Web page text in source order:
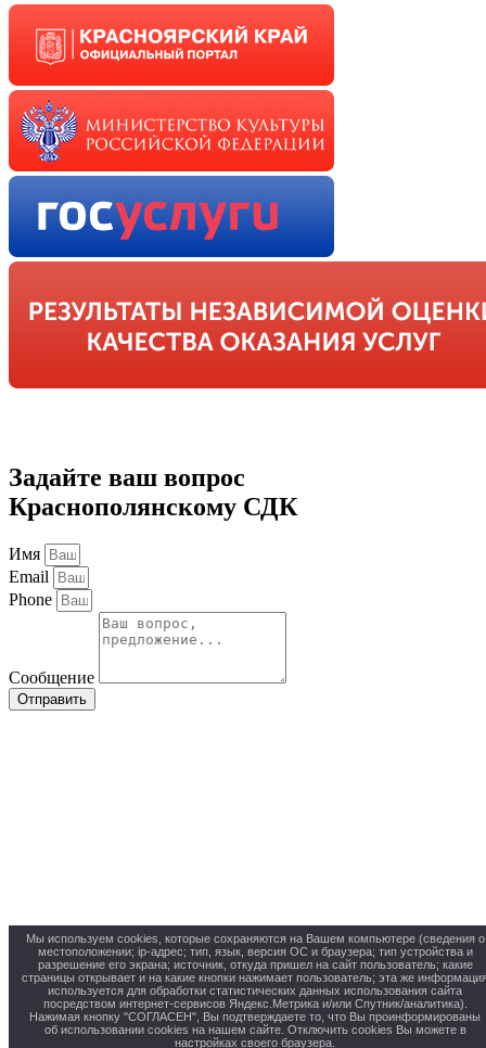
Мы используем cookies, которые сохраняются на Вашем компьютере (сведения о
местоположении; ip-адрес; тип, язык, версия ОС и браузера; тип устройства и
разрешение его экрана; источник, откуда пришел на сайт пользователь; какие
страницы открывает и на какие кнопки нажимает пользователь; эта же
используется для обработки статистических данных использования сайта
посредством интернет-сервисов Яндекс.Метрика и/или Спутник/аналитика).
Нажимая кнопку "СОГЛАСЕН", Вы подтверждаете то, что Вы проинформированы
об использовании cookies на нашем сайте. Отключить cookies Вы можете в
настройках своего браузера.
Задайте ваш вопрос
Краснополянскому СДК
Имя
Email
Phone
Сообщение
Отправить